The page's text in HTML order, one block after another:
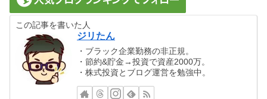
この記事を書いた人
ジリたん
・ブラック企業勤務の非正規。
・節約&貯金→投資で資産2000万。
・株式投資とブログ運営を勉強中。